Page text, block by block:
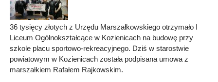
36 tysięcy złotych z Urzędu Marszałkowskiego otrzymało I
Liceum Ogólnokształcące w Kozienicach na budowę przy
szkole placu sportowo-rekreacyjnego. Dziś w starostwie
powiatowym w Kozienicach została podpisana umowa z
marszałkiem Rafałem Rajkowskim.